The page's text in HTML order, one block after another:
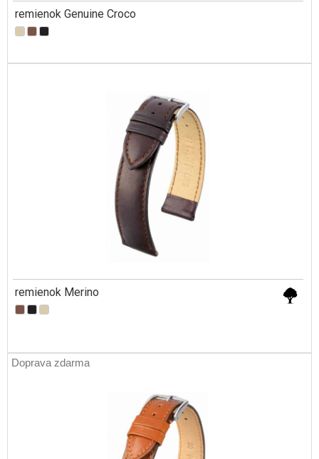
remienok Genuine Croco
remienok Merino
Doprava zdarma